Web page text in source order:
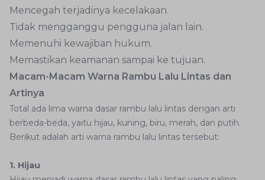
Mencegah terjadinya kecelakaan.
Tidak mengganggu pengguna jalan lain.
Memenuhi kewajiban hukum.
Memastikan keamanan sampai ke tujuan.
Macam-Macam Warna Rambu Lalu Lintas dan
Artinya
Total ada lima warna dasar rambu lalu lintas dengan arti
berbeda-beda, yaitu hijau, kuning, biru, merah, dan putih.
Berikut adalah arti warna rambu lalu lintas tersebut:
1. Hijau